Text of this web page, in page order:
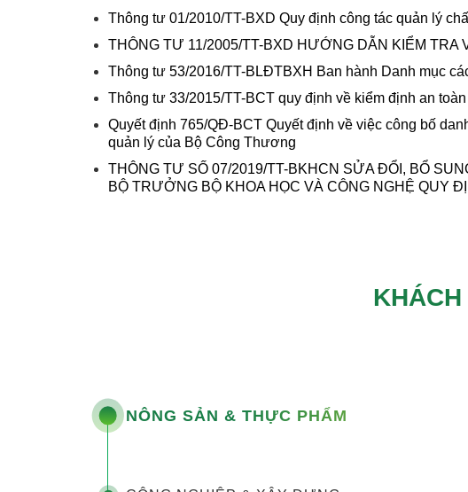
Thông tư 01/2010/TT-BXD Quy định công tác quản lý
THÔNG TƯ 11/2005/TT-BXD HƯỚNG DẪN KIỂM
Thông tư 53/2016/TT-BLĐTBXH Ban hành Danh mục
Thông tư 33/2015/TT-BCT quy định về kiểm định an
Quyết định 765/QĐ-BCT Quyết định về việc công bố
quản lý của Bộ Công Thương
THÔNG TƯ SỐ 07/2019/TT-BKHCN SỬA ĐỔI, BỔ
BỘ TRƯỞNG BỘ KHOA HỌC VÀ CÔNG NGHỆ QUY
NÔNG SẢN & THỰC PHẨM